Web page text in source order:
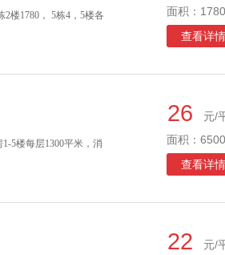
楼1780， 5栋4，5楼各
面积：
查看详情
5楼每层1300平米，消
26
元/
面积：
查看详情
22
元/